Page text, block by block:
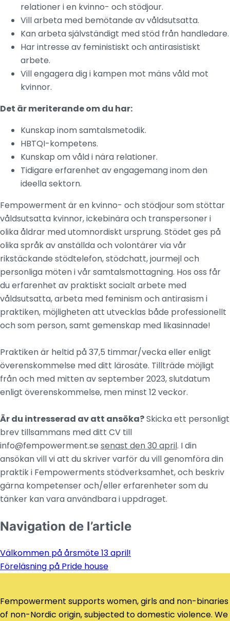
relationer i en kvinno- och stödjour.
Vill arbeta med bemötande av våldsutsatta.
Kan arbeta självständigt med stöd från handledare.
Har intresse av feministiskt och antirasistiskt
arbete.
Vill engagera dig i kampen mot mäns våld mot
kvinnor.
Det är meriterande om du har:
Kunskap inom samtalsmetodik.
HBTQI-kompetens.
Kunskap om våld i nära relationer.
Tidigare erfarenhet av engagemang inom den
ideella sektorn.
Fempowerment är en kvinno- och stödjour som stöttar
våldsutsatta kvinnor, ickebinära och transpersoner i
olika åldrar med utomnordiskt ursprung. Stödet ges på
olika språk av anställda och volontärer via vår
rikstäckande stödtelefon, stödchatt, jourmejl och
personliga möten i vår samtalsmottagning. Hos oss får
du erfarenhet av praktiskt socialt arbete med
våldsutsatta, arbeta med feminism och antirasism i
praktiken, möjligheten att utvecklas både professionellt
och som person, samt gemenskap med likasinnade!
Praktiken är heltid på 37,5 timmar/vecka eller enligt
överenskommelse med ditt lärosäte. Tillträde möjligt
från och med mitten av september 2023, slutdatum
enligt överenskommelse, men minst 12 veckor.
Är du intresserad av att ansöka?Skicka ett personligt
brev tillsammans med ditt CV till
info@fempowerment.se senast den 30 april. I din
ansökan vill vi att du skriver varför du vill genomföra din
praktik i Fempowerments stödverksamhet, och beskriv
gärna kompetenser och/eller erfarenheter som du
tänker kan vara användbara i uppdraget.
Navigation de l’article
Välkommen på årsmöte 13 april!
Föreläsning på Pride house
Fempowerment supports women, girls and non-binaries
of non-Nordic origin, subjected to domestic violence. We